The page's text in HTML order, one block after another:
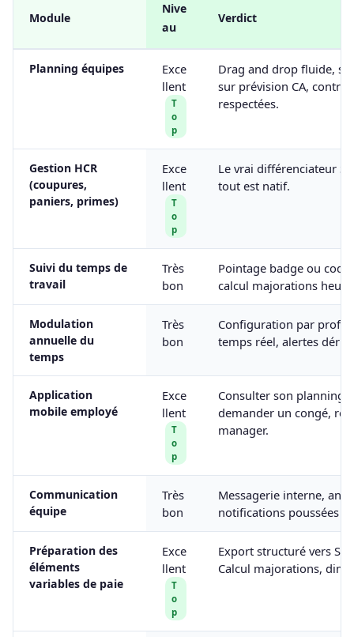
Module
Nive
au
Verdict
Planning équipes
Exce
llent
T
o
p
Drag and drop fluide,
sur prévision CA,
respectées.
Gestion HCR
(coupures,
paniers, primes)
Exce
llent
T
o
p
Le vrai différenciateur
tout est natif.
Suivi du temps de
travail
Très
bon
Pointage badge ou
calcul majorations
Modulation
annuelle du
temps
Très
bon
Configuration par
temps réel, alertes
Application
mobile employé
Exce
llent
T
o
p
Consulter son planning,
demander un congé,
manager.
Communication
équipe
Très
bon
Messagerie interne,
notifications poussées
Préparation des
éléments
variables de paie
Exce
llent
T
o
p
Export structuré vers
Calcul majorations,